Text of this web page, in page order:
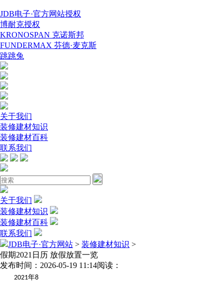
JDB电子·官方网站授权
博耐克授权
KRONOSPAN 克诺斯邦
FUNDERMAX 芬德·麦克斯
跳跳兔
关于我们
装修建材知识
装修建材百科
联系我们
关于我们
装修建材知识
装修建材百科
联系我们
JDB电子·官方网站 > 装修建材知识 >
假期2021日历 放假放置一览
发布时间：2026-05-19 11:14阅读：
2021年8